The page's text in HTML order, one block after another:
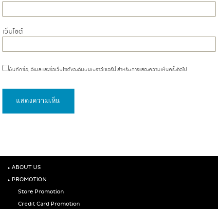
เว็บไซต์
บันทึกชื่อ, อีเมล และชื่อเว็บไซต์ของฉันบนเบราว์เซอร์นี้ สำหรับการแสดงความเห็นครั้งถัดไป
‣ ABOUT US
‣ PROMOTION
Store Promotion
Credit Card Promotion